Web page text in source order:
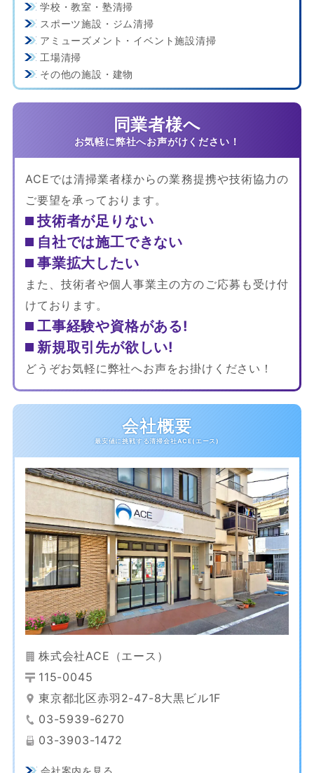
学校・教室・塾清掃
スポーツ施設・ジム清掃
アミューズメント・イベント施設清掃
工場清掃
その他の施設・建物
同業者様へ
ACEでは清掃業者様からの業務提携や技術協力の
ご要望を承っております。
技術者が足りない
自社では施工できない
事業拡大したい
また、技術者や個人事業主の方のご応募も受け付
けております。
工事経験や資格がある!
新規取引先が欲しい!
どうぞお気軽に弊社へお声をお掛けください！
会社概要
株式会社ACE（エース）
115-0045
東京都北区赤羽2-47-8大黒ビル1F
03-5939-6270
03-3903-1472